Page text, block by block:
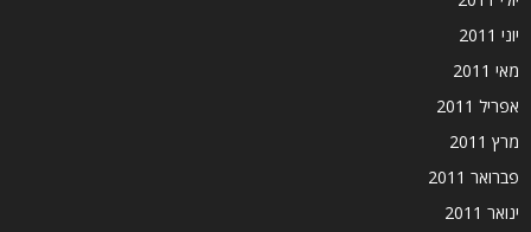
יוני 2011
מאי 2011
אפריל 2011
מרץ 2011
פברואר 2011
ינואר 2011